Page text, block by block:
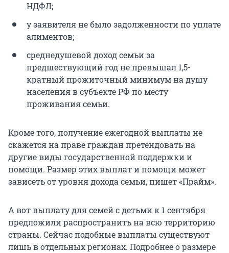
НДФЛ;
у заявителя не было задолженности по уплате
алиментов;
среднедушевой доход семьи за
предшествующий год не превышал 1,5-
кратный прожиточный минимум на душу
населения в субъекте РФ по месту
проживания семьи.
Кроме того, получение ежегодной выплаты не
скажется на праве граждан претендовать на
другие виды государственной поддержки и
помощи. Размер этих выплат и помощи может
зависеть от уровня дохода семьи, пишет «Прайм».
А вот выплату для семей с детьми к 1 сентября
предложили распространить на всю территорию
страны. Сейчас подобные выплаты существуют
лишь в отдельных регионах. Подробнее о размере